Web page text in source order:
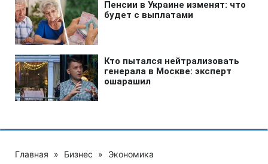
Главная » Бизнес » Экономика